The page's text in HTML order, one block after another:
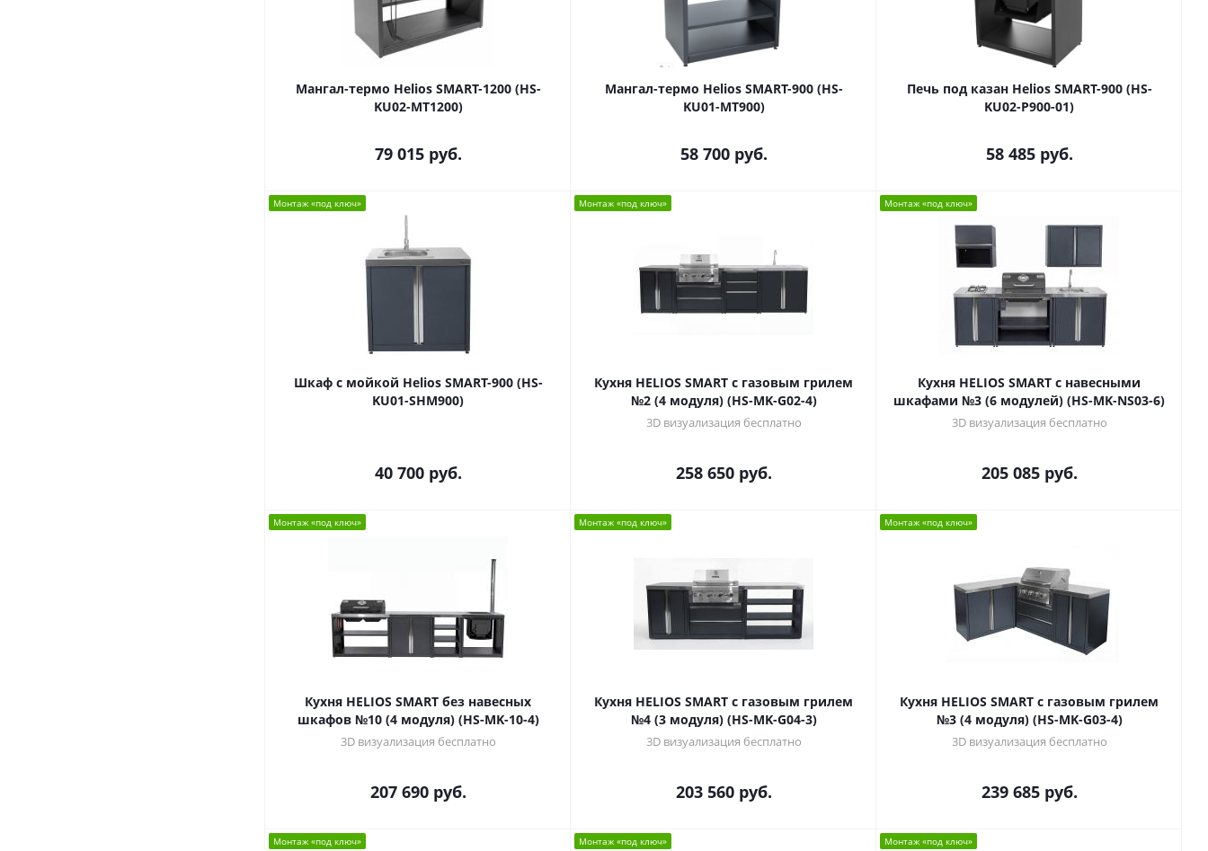
Мангал-термо Helios SMART-1200 (HS-
KU02-MT1200)
79 015руб.
Мангал-термо Helios SMART-900 (HS-
KU01-MT900)
58 700руб.
Печь под казан Helios SMART-900 (HS-
KU02-P900-01)
58 485руб.
Монтаж «под ключ»
Шкаф с мойкой Helios SMART-900 (HS-
KU01-SHM900)
40 700руб.
Монтаж «под ключ»
Кухня HELIOS SMART с газовым грилем
№2 (4 модуля) (HS-MK-G02-4)
3D визуализация бесплатно
258 650руб.
Монтаж «под ключ»
Кухня HELIOS SMART с навесными
шкафами №3 (6 модулей) (HS-MK-NS03-6)
3D визуализация бесплатно
205 085руб.
Монтаж «под ключ»
Кухня HELIOS SMART без навесных
шкафов №10 (4 модуля) (HS-MK-10-4)
3D визуализация бесплатно
207 690руб.
Монтаж «под ключ»
Кухня HELIOS SMART с газовым грилем
№4 (3 модуля) (HS-MK-G04-3)
3D визуализация бесплатно
203 560руб.
Монтаж «под ключ»
Кухня HELIOS SMART с газовым грилем
№3 (4 модуля) (HS-MK-G03-4)
3D визуализация бесплатно
239 685руб.
Монтаж «под ключ» Монтаж «под ключ» Монтаж «под ключ»